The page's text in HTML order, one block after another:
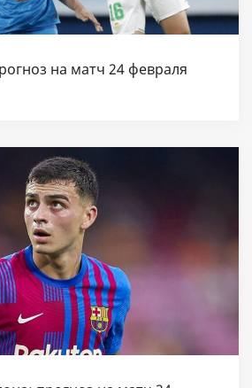
на матч 24 февраля